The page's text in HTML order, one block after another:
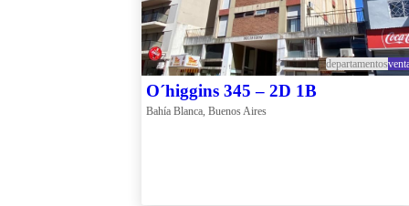
departamentos
O´higgins 345 – 2D 1B
Bahía Blanca, Buenos Aires